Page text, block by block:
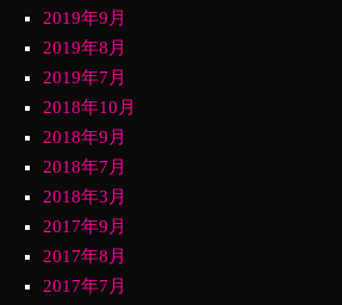
2019年9月
2019年8月
2019年7月
2018年10月
2018年9月
2018年7月
2018年3月
2017年9月
2017年8月
2017年7月